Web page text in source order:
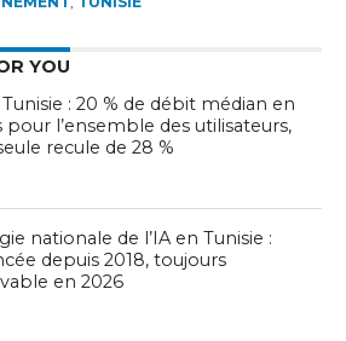
YOU
: 20 % de débit médian en
pour l’ensemble des utilisateurs,
recule de 28 %
nationale de l’IA en Tunisie :
depuis 2018, toujours
en 2026